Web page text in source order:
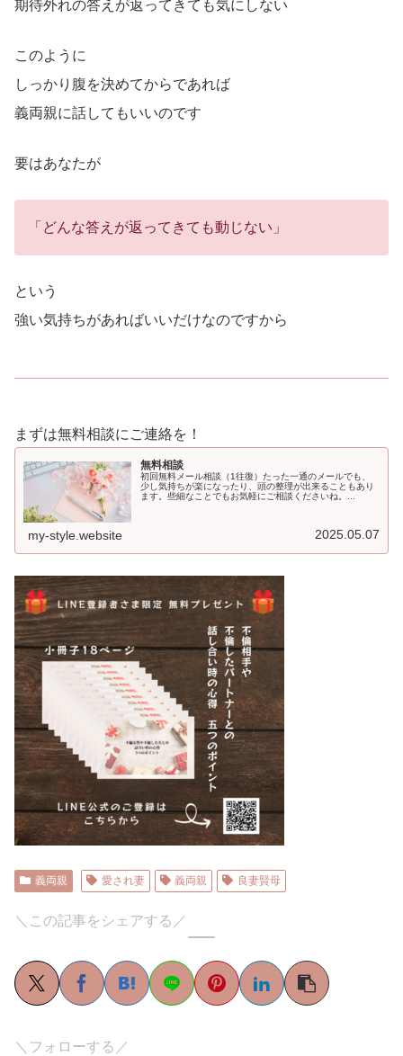
期待外れの答えが返ってきても気にしない
このように
しっかり腹を決めてからであれば
義両親に話してもいいのです
要はあなたが
「どんな答えが返ってきても動じない」
という
強い気持ちがあればいいだけなのですから
まずは無料相談にご連絡を！
無料相談
初回無料メール相談（1往復）たった一通のメールでも、
少し気持ちが楽になったり、頭の整理が出来ることもあり
ます。些細なことでもお気軽にご相談くださいね。...
my-style.website 2025.05.07
義両親 愛され妻 義両親 良妻賢母
＼この記事をシェアする／
＼フォローする／